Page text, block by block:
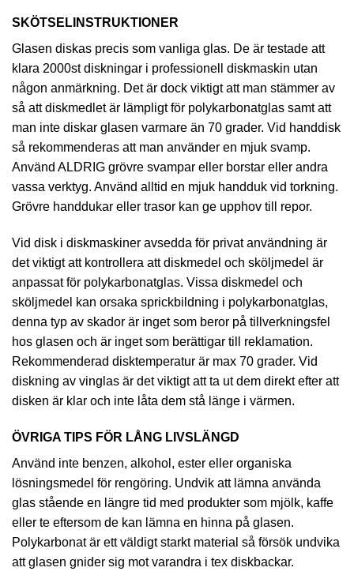
SKÖTSELINSTRUKTIONER
Glasen diskas precis som vanliga glas. De är testade att
klara 2000st diskningar i professionell diskmaskin utan
någon anmärkning. Det är dock viktigt att man stämmer av
så att diskmedlet är lämpligt för polykarbonatglas samt att
man inte diskar glasen varmare än 70 grader. Vid handdisk
så rekommenderas att man använder en mjuk svamp.
Använd ALDRIG grövre svampar eller borstar eller andra
vassa verktyg. Använd alltid en mjuk handduk vid torkning.
Grövre handdukar eller trasor kan ge upphov till repor.
Vid disk i diskmaskiner avsedda för privat användning är
det viktigt att kontrollera att diskmedel och sköljmedel är
anpassat för polykarbonatglas. Vissa diskmedel och
sköljmedel kan orsaka sprickbildning i polykarbonatglas,
denna typ av skador är inget som beror på tillverkningsfel
hos glasen och är inget som berättigar till reklamation.
Rekommenderad disktemperatur är max 70 grader. Vid
diskning av vinglas är det viktigt att ta ut dem direkt efter att
disken är klar och inte låta dem stå länge i värmen.
ÖVRIGA TIPS FÖR LÅNG LIVSLÄNGD
Använd inte benzen, alkohol, ester eller organiska
lösningsmedel för rengöring. Undvik att lämna använda
glas stående en längre tid med produkter som mjölk, kaffe
eller te eftersom de kan lämna en hinna på glasen.
Polykarbonat är ett väldigt starkt material så försök undvika
att glasen gnider sig mot varandra i tex diskbackar.